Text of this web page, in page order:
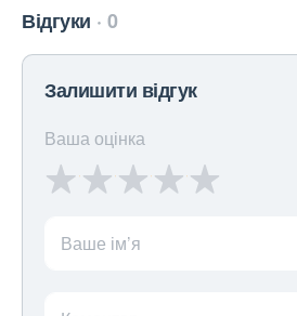
Відгуки 0
Залишити відгук
Ваша оцінка
Ваше ім’я